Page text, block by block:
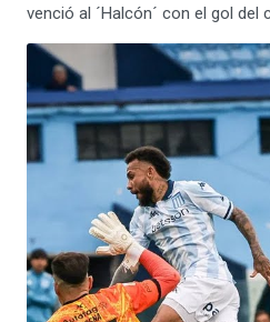
venció al ´Halcón´ con el gol del